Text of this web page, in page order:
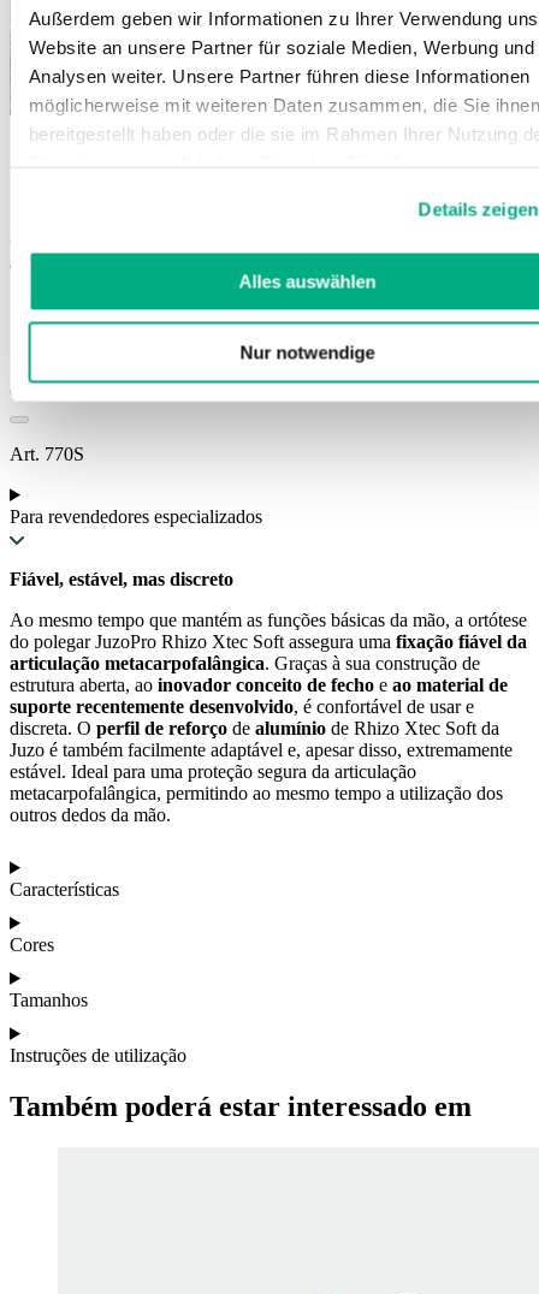
Außerdem geben wir Informationen zu Ihrer Verwendung
Website an unsere Partner für soziale Medien, Werbung und
Analysen weiter. Unsere Partner führen diese Informationen
möglicherweise mit weiteren Daten zusammen, die Sie ihnen
bereitgestellt haben oder die sie im Rahmen Ihrer Nutzung
unsererDatenschutzerklärungundImpressum.
Details zeigen
Alles auswählen
Nur notwendige
Ortótese ultraleve para estabilização do polegar e respectiva
articulação metacarpo-falângica
Imobilização do polegar
Confortável e discreto
Extremamente estável
Cores:
Art. 770S
Para revendedores especializados
Fiável, estável, mas discreto
Ao mesmo tempo que mantém as funções básicas da mão, a ortótese
do polegar JuzoPro Rhizo Xtec Soft assegura uma fixação fiável da
articulação metacarpofalângica. Graças à sua construção de
estrutura aberta, ao inovador conceito de fecho e ao material de
suporte recentemente desenvolvido, é confortável de usar e
discreta. O perfil de reforço de alumínio de Rhizo Xtec Soft da
Juzo é também facilmente adaptável e, apesar disso, extremamente
estável. Ideal para uma proteção segura da articulação
metacarpofalângica, permitindo ao mesmo tempo a utilização dos
outros dedos da mão.
Características
Cores
Tamanhos
Instruções de utilização
Também poderá estar interessado em